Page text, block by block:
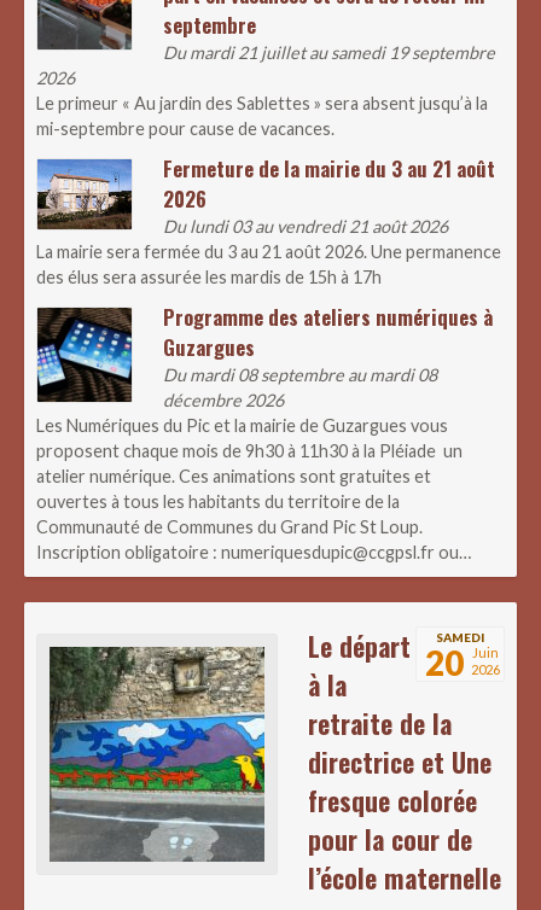
septembre
Du mardi 21 juillet au samedi 19 septembre
2026
Le primeur « Au jardin des Sablettes » sera absent jusqu’à la
mi-septembre pour cause de vacances.
Fermeture de la mairie du 3 au 21 août
2026
Du lundi 03 au vendredi 21 août 2026
La mairie sera fermée du 3 au 21 août 2026. Une permanence
des élus sera assurée les mardis de 15h à 17h
Programme des ateliers numériques à
Guzargues
Du mardi 08 septembre au mardi 08
décembre 2026
Les Numériques du Pic et la mairie de Guzargues vous
proposent chaque mois de 9h30 à 11h30 à la Pléiade un
atelier numérique. Ces animations sont gratuites et
ouvertes à tous les habitants du territoire de la
Communauté de Communes du Grand Pic St Loup.
Inscription obligatoire : numeriquesdupic@ccgpsl.fr ou…
SAMEDI
20
Juin
2026
Le départ
à la
retraite de la
directrice et Une
fresque colorée
pour la cour de
l’école maternelle